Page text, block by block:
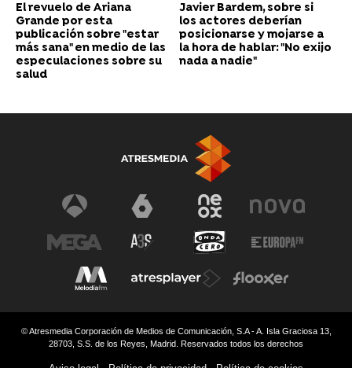
El revuelo de Ariana
Grande por esta
publicación sobre "estar
más sana" en medio de las
especulaciones sobre su
salud
Javier Bardem, sobre si
los actores deberían
posicionarse y mojarse a
la hora de hablar: "No exijo
nada a nadie"
© Atresmedia Corporación de Medios de Comunicación, S.A - A. Isla Graciosa 13,
28703, S.S. de los Reyes, Madrid. Reservados todos los derechos